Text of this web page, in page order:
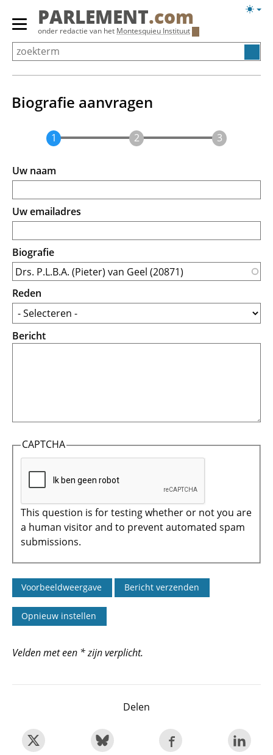
Overslaan
Primair
menu
tonen/verbergen
PARLEMENT.com
onder redactie van het Montesquieu Instituut
Biografie aanvragen
Uw naam
Uw emailadres
Biografie
Reden
Bericht
CAPTCHA
This question is for testing whether or not you are
a human visitor and to prevent automated spam
submissions.
Velden met een * zijn verplicht.
Delen